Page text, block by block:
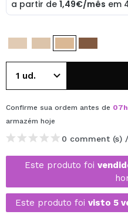
Confirme sua ordem antes de 07h
armazém hoje
0 comment (s) /
Este produto foi
Este produto foi visto 5